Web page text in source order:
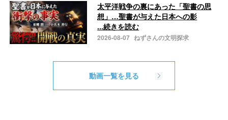
太平洋戦争の裏にあった「聖書の思
想」…聖書が与えた日本への影
...続きを読む
2026-08-07 ねずさんの文明探求
動画一覧を見る